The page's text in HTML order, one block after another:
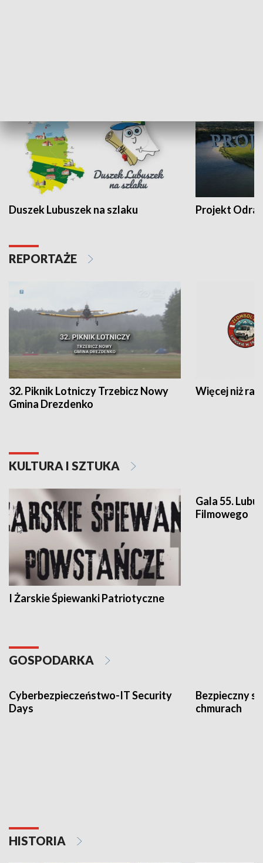
Duszek Lubuszek na szlaku Projekt Odra
REPORTAŻE
32. Piknik Lotniczy Trzebicz Nowy
Gmina Drezdenko
Więcej niż rajd
KULTURA I SZTUKA
I Żarskie Śpiewanki Patriotyczne
Gala 55.
Filmowego
GOSPODARKA
Cyberbezpieczeństwo-IT Security
Days
Bezpieczny
chmurach
HISTORIA